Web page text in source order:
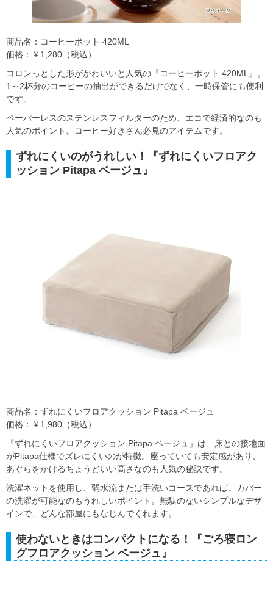
商品名：コーヒーポット 420ML
価格：￥1,280（税込）
コロンっとした形がかわいいと人気の『コーヒーポット 420ML』。
1～2杯分のコーヒーの抽出ができるだけでなく、一時保管にも便利
です。
ペーパーレスのステンレスフィルターのため、エコで経済的なのも
人気のポイント。コーヒー好きさん必見のアイテムです。
ずれにくいのがうれしい！『ずれにくいフロアク
ッション Pitapa ベージュ』
商品名：ずれにくいフロアクッション Pitapa ベージュ
価格：￥1,980（税込）
『ずれにくいフロアクッション Pitapa ベージュ』は、床との接地面
がPitapa仕様でズレにくいのが特徴。座っていても安定感があり、
あぐらをかけるちょうどいい高さなのも人気の秘訣です。
洗濯ネットを使用し、弱水流または手洗いコースであれば、カバー
の洗濯が可能なのもうれしいポイント。無駄のないシンプルなデザ
インで、どんな部屋にもなじんでくれます。
使わないときはコンパクトになる！『ごろ寝ロン
グフロアクッション ベージュ』